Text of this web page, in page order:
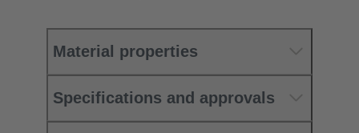
Material properties
Specifications and approvals